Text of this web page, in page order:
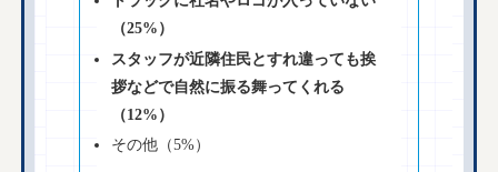
（25%）
スタッフが近隣住民とすれ違っても挨
拶などで自然に振る舞ってくれる
（12%）
その他（5%）